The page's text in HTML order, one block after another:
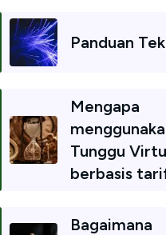
Panduan
Mengapa
Tunggu
berbasis
Bagaimana